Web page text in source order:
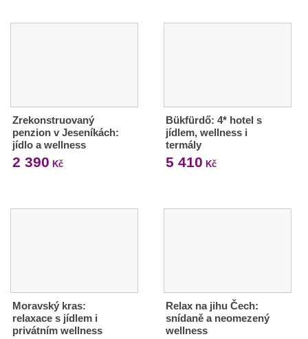
Zrekonstruovaný
penzion v Jeseníkách:
jídlo a wellness
2 390 Kč
Bükfürdő: 4* hotel s
jídlem, wellness i
termály
5 410 Kč
Moravský kras:
relaxace s jídlem i
privátním wellness
Relax na jihu Čech:
snídaně a neomezený
wellness